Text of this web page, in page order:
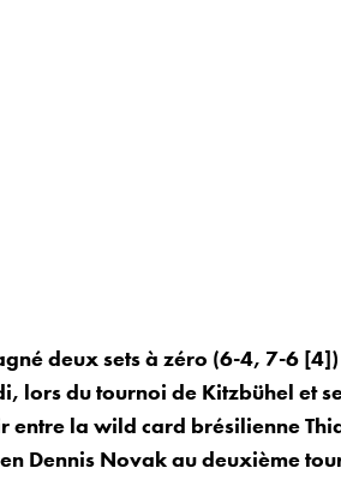
deux sets à zéro (6-4, 7-6
lors du tournoi de Kitzbühel et
entre la wild card brésilienne
Dennis Novak au deuxième